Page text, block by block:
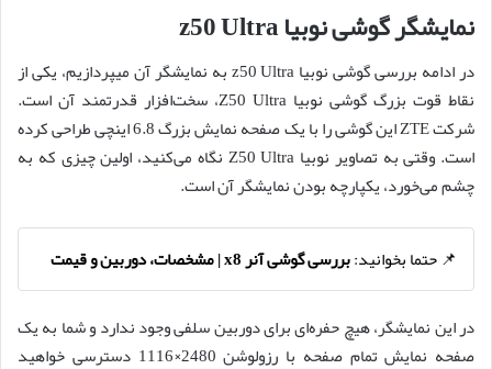
نمایشگر گوشی نوبیا z50 Ultra
در ادامه بررسی گوشی نوبیا z50 Ultra به نمایشگر آن میپردازیم، یکی از
نقاط قوت بزرگ گوشی نوبیا Z50 Ultra، سخت‌افزار قدرتمند آن است.
شرکت ZTE این گوشی را با یک صفحه نمایش بزرگ 6.8 اینچی طراحی کرده
است. وقتی به تصاویر نوبیا Z50 Ultra نگاه می‌کنید، اولین چیزی که به
چشم می‌خورد، یکپارچه بودن نمایشگر آن است.
📌 حتما بخوانید:بررسی گوشی آنر x8 | مشخصات، دوربین و قیمت
در این نمایشگر، هیچ حفره‌ای برای دوربین سلفی وجود ندارد و شما به یک
صفحه نمایش تمام صفحه با رزولوشن 2480×1116 دسترسی خواهید